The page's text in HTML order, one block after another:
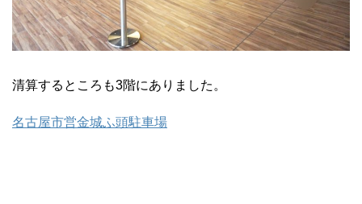
清算するところも3階にありました。
名古屋市営金城ふ頭駐車場